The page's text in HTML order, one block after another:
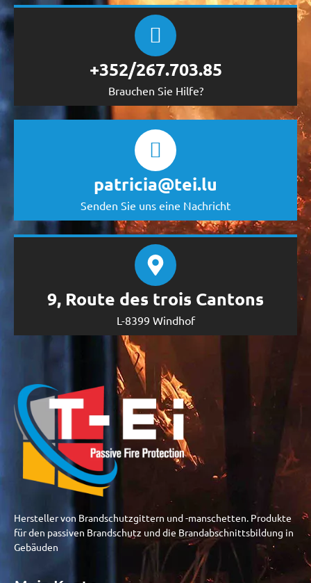
+352/267.703.85
Brauchen Sie Hilfe?
patricia@tei.lu
Senden Sie uns eine Nachricht
9, Route des trois Cantons
L-8399 Windhof
Hersteller von Brandschutzgittern und -manschetten. Produkte
für den passiven Brandschutz und die Brandabschnittsbildung in
Gebäuden